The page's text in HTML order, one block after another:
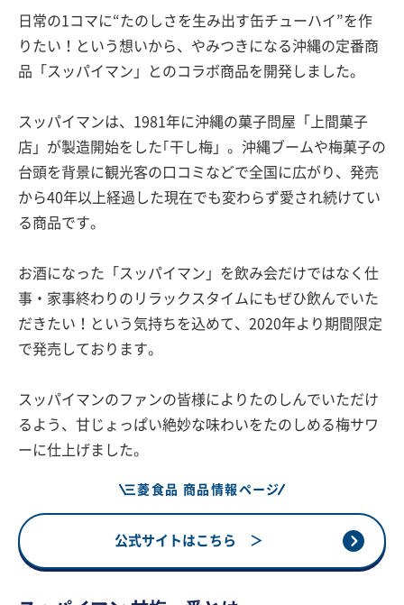
日常の1コマに“たのしさを生み出す缶チューハイ”を作
りたい！という想いから、やみつきになる沖縄の定番商
品「スッパイマン」とのコラボ商品を開発しました。
スッパイマンは、1981年に沖縄の菓子問屋「上間菓子
店」が製造開始をした｢干し梅」。沖縄ブームや梅菓子の
台頭を背景に観光客の口コミなどで全国に広がり、発売
から40年以上経過した現在でも変わらず愛され続けてい
る商品です。
お酒になった「スッパイマン」を飲み会だけではなく仕
事・家事終わりのリラックスタイムにもぜひ飲んでいた
だきたい！という気持ちを込めて、2020年より期間限定
で発売しております。
スッパイマンのファンの皆様によりたのしんでいただけ
るよう、甘じょっぱい絶妙な味わいをたのしめる梅サワ
ーに仕上げました。
三菱食品 商品情報ページ
公式サイトはこちら ＞